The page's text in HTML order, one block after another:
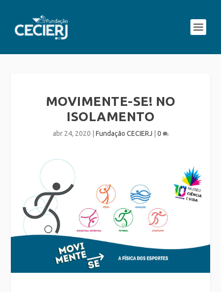
MOVIMENTE-SE! NO
ISOLAMENTO
abr 24, 2020 Fundação CECIERJ 0